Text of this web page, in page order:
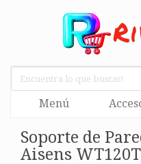
Menú
Soporte de
Aisens